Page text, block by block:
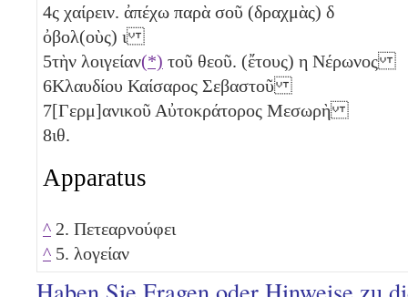
4ς χαίρειν. ἀπέχω παρὰ σοῦ (δραχμὰς) δ
ὀβολ(οὺς) ι
5τὴν λοιγείαν(*) τοῦ θεοῦ. (ἔτους) η Νέρωνος
6Κλαυδίου Καίσαρος Σεβαστοῦ
7[Γερμ]ανικοῦ Αὐτοκράτορος Μεσωρὴ
8ιθ.
Apparatus
^ 2. Πετεαρνούφει
^ 5. λογείαν
Haben Sie Fragen oder Hinweise zu